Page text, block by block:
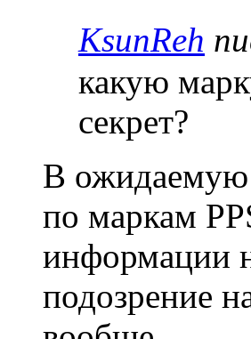
KsunReh
какую
секрет?
В ожидаемую
по маркам
информации
подозрение